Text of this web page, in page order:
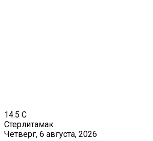
14.5 C
Стерлитамак
Четверг, 6 августа, 2026